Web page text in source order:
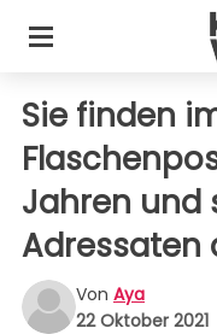
Sie finden
Jahren und
Adressaten
Von Aya
22 Oktober 2021